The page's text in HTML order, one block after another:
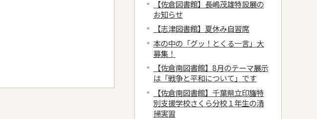
【佐倉図書館】長嶋茂雄特設展の
お知らせ
【志津図書館】夏休み自習席
本の中の「グッ！とくる一言」大
募集！
【佐倉南図書館】8月のテーマ展示
は「戦争と平和について」です
【佐倉南図書館】千葉県立印旛特
別支援学校さくら分校１年生の清
掃実習